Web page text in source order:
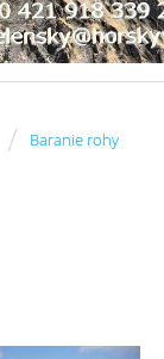
/ Baranie rohy